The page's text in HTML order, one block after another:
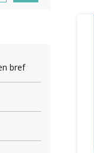
bref